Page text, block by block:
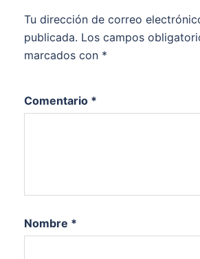
Tu dirección de correo
publicada. Los campos
marcados con *
Comentario *
Nombre *